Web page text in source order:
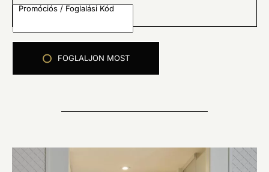
Promóciós / Foglalási Kód
FOGLALJON MOST